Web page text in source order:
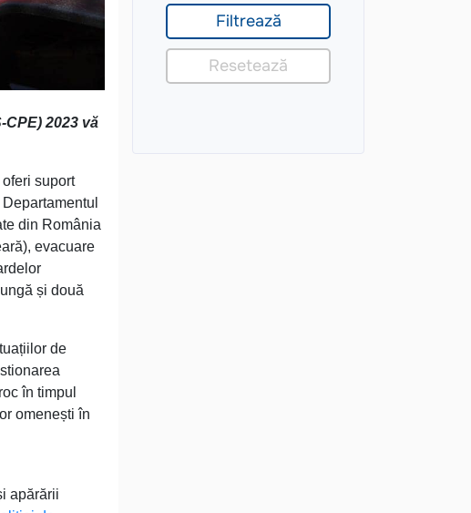
2023 vă
suport
din România
evacuare
și două
de
în timpul
omenești în
apărării